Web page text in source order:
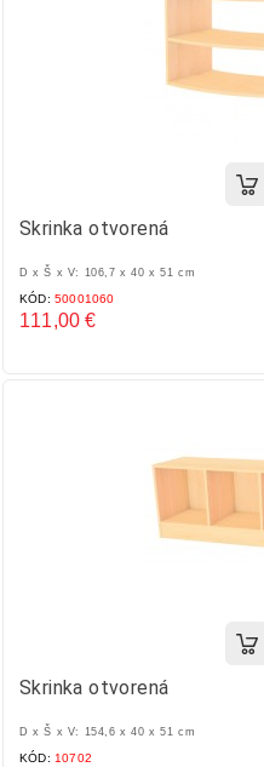
Skrinka otvorená
D x Š x V: 106,7 x 40 x 51 cm
KÓD: 50001060
111,00 €
Skrinka otvorená
D x Š x V: 154,6 x 40 x 51 cm
KÓD: 10702